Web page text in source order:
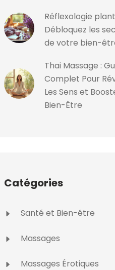
Réflexologie
Débloquez les
de votre bien-
Thai Massage :
Complet Pour
Les Sens et
Bien-Être
Catégories
Santé et Bien-être
Massages
Massages Érotiques